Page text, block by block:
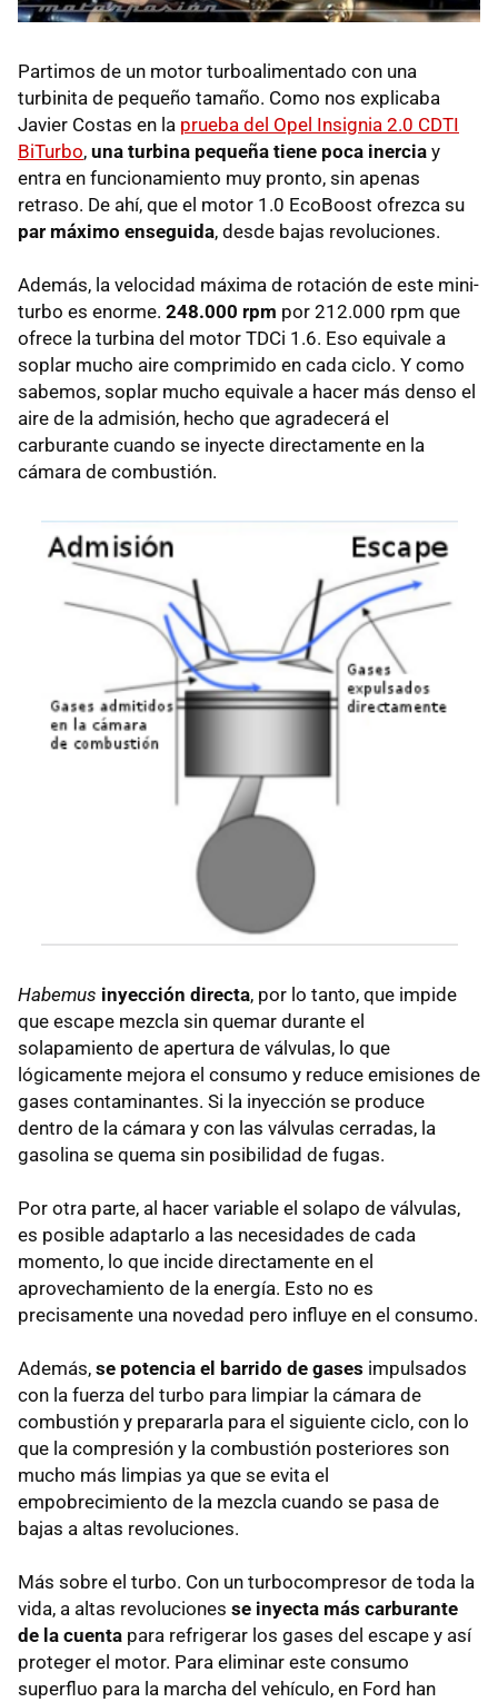
Partimos de un motor turboalimentado con una
turbinita de pequeño tamaño. Como nos explicaba
Javier Costas en la prueba del Opel Insignia 2.0 CDTI
BiTurbo, una turbina pequeña tiene poca inercia y
entra en funcionamiento muy pronto, sin apenas
retraso. De ahí, que el motor 1.0 EcoBoost ofrezca su
par máximo enseguida, desde bajas revoluciones.
Además, la velocidad máxima de rotación de este mini-
turbo es enorme. 248.000 rpm por 212.000 rpm que
ofrece la turbina del motor TDCi 1.6. Eso equivale a
soplar mucho aire comprimido en cada ciclo. Y como
sabemos, soplar mucho equivale a hacer más denso el
aire de la admisión, hecho que agradecerá el
carburante cuando se inyecte directamente en la
cámara de combustión.
Habemus inyección directa, por lo tanto, que impide
que escape mezcla sin quemar durante el
solapamiento de apertura de válvulas, lo que
lógicamente mejora el consumo y reduce emisiones de
gases contaminantes. Si la inyección se produce
dentro de la cámara y con las válvulas cerradas, la
gasolina se quema sin posibilidad de fugas.
Por otra parte, al hacer variable el solapo de válvulas,
es posible adaptarlo a las necesidades de cada
momento, lo que incide directamente en el
aprovechamiento de la energía. Esto no es
precisamente una novedad pero influye en el consumo.
Además, se potencia el barrido de gases impulsados
con la fuerza del turbo para limpiar la cámara de
combustión y prepararla para el siguiente ciclo, con lo
que la compresión y la combustión posteriores son
mucho más limpias ya que se evita el
empobrecimiento de la mezcla cuando se pasa de
bajas a altas revoluciones.
Más sobre el turbo. Con un turbocompresor de toda la
vida, a altas revoluciones se inyecta más carburante
de la cuenta para refrigerar los gases del escape y así
proteger el motor. Para eliminar este consumo
superfluo para la marcha del vehículo, en Ford han